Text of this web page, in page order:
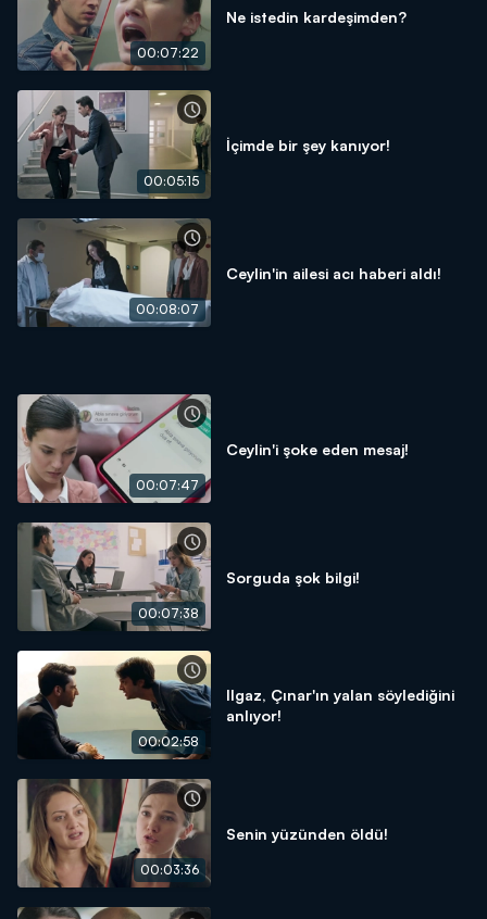
00:07:22
Ne istedin kardeşimden?
00:05:15
İçimde bir şey kanıyor!
00:08:07
Ceylin'in ailesi acı haberi aldı!
00:07:47
Ceylin'i şoke eden mesaj!
00:07:38
Sorguda şok bilgi!
00:02:58
Ilgaz, Çınar'ın yalan söylediğini
anlıyor!
00:03:36
Senin yüzünden öldü!